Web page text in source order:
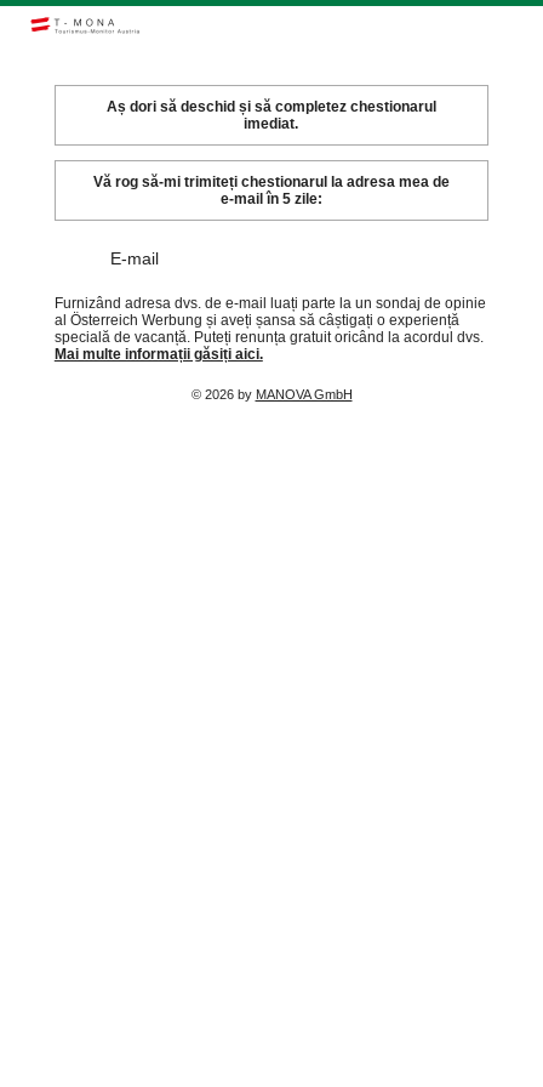
Aș dori să deschid și să completez chestionarul
imediat.
Vă rog să-mi trimiteți chestionarul la adresa mea de
e-mail în 5 zile:
E-mail
Furnizând adresa dvs. de e-mail luați parte la un sondaj de opinie
al Österreich Werbung și aveți șansa să câștigați o experiență
specială de vacanță. Puteți renunța gratuit oricând la acordul dvs.
Mai multe informații găsiți aici.
© 2026 by MANOVA GmbH